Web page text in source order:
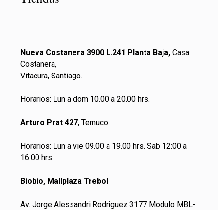
Nueva Costanera 3900 L.241 Planta Baja, Casa
Costanera,
Vitacura, Santiago.
Horarios: Lun a dom 10.00 a 20.00 hrs.
Arturo Prat 427, Temuco.
Horarios: Lun a vie 09.00 a 19.00 hrs. Sab 12:00 a
16:00 hrs.
Biobio, Mallplaza Trebol
Av. Jorge Alessandri Rodriguez 3177 Modulo MBL-